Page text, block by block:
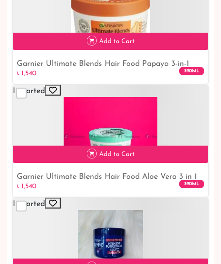
৳ 1,540
Add to Cart
Garnier Ultimate Blends Hair Food Papaya 3-in-1
Damaged Hair Mask Treatment 390ml
৳ 1,540 390ML
Imported
৳ 1,540
Add to Cart
Garnier Ultimate Blends Hair Food Aloe Vera 3 in 1
Hair Mask Treatment
৳ 1,540 390ML
Imported